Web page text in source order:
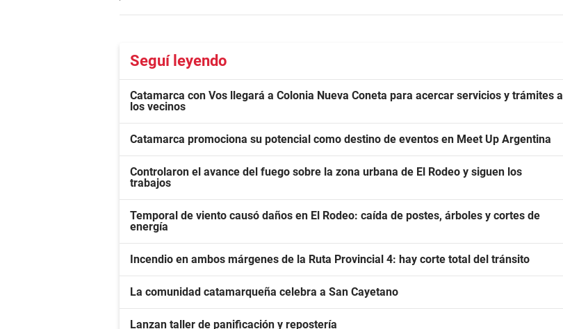
Seguí leyendo
Catamarca con Vos llegará a Colonia Nueva Coneta para acercar servicios y trámites a
los vecinos
Catamarca promociona su potencial como destino de eventos en Meet Up Argentina
Controlaron el avance del fuego sobre la zona urbana de El Rodeo y siguen los
trabajos
Temporal de viento causó daños en El Rodeo: caída de postes, árboles y cortes de
energía
Incendio en ambos márgenes de la Ruta Provincial 4: hay corte total del tránsito
La comunidad catamarqueña celebra a San Cayetano
Lanzan taller de panificación y repostería